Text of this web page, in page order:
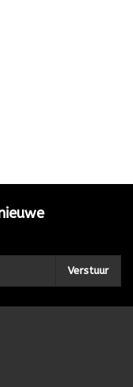
Verstuur